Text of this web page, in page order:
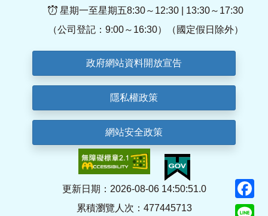
星期一至星期五8:30～12:30 | 13:30～17:30
（公司登記：9:00～16:30）（國定假日除外）
政府網站資料開放宣告
隱私權政策
網站安全政策
更新日期：2026-08-06 14:50:51.0
累積瀏覽人次：477445713